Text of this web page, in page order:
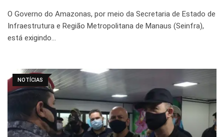
O Governo do Amazonas, por meio da Secretaria de Estado de
Infraestrutura e Região Metropolitana de Manaus (Seinfra),
está exigindo…
NOTÍCIAS